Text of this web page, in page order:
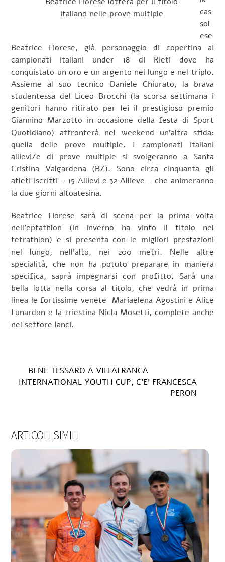
italiano nelle prove multiple
cas
sol
ese
Beatrice Fiorese, già personaggio di copertina ai
campionati italiani under 18 di Rieti dove ha
conquistato un oro e un argento nel lungo e nel triplo.
Assieme al suo tecnico Daniele Chiurato, la brava
studentessa del Liceo Brocchi (la scorsa settimana i
genitori hanno ritirato per lei il prestigioso premio
Giannino Marzotto in occasione della festa di Sport
Quotidiano) affronterà nel weekend un’altra sfida:
quella delle prove multiple. I campionati italiani
allievi/e di prove multiple si svolgeranno a Santa
Cristina Valgardena (BZ). Sono circa cinquanta gli
atleti iscritti – 15 Allievi e 32 Allieve – che animeranno
la due giorni altoatesina.
Beatrice Fiorese sarà di scena per la prima volta
nell’eptathlon (in inverno ha vinto il titolo nel
tetrathlon) e si presenta con le migliori prestazioni
nel lungo, nell’alto, nei 200 metri. Nelle altre
specialità, che non ha potuto preparare in maniera
specifica, saprà impegnarsi con profitto. Sarà una
bella lotta nella corsa al titolo, che vedrà in prima
linea le fortissime venete Mariaelena Agostini e Alice
Lunardon e la triestina Nicla Mosetti, complete anche
nel settore lanci.
BENE TESSARO A VILLAFRANCA
INTERNATIONAL YOUTH CUP, C’E’ FRANCESCA
PERON
ARTICOLI SIMILI